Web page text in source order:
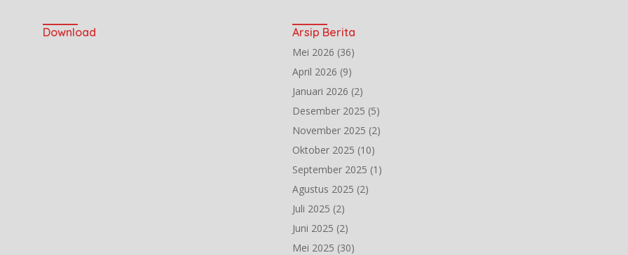
Download Arsip Berita
Mei 2026 (36)
April 2026 (9)
Januari 2026 (2)
Desember 2025 (5)
November 2025 (2)
Oktober 2025 (10)
September 2025 (1)
Agustus 2025 (2)
Juli 2025 (2)
Juni 2025 (2)
Mei 2025 (30)